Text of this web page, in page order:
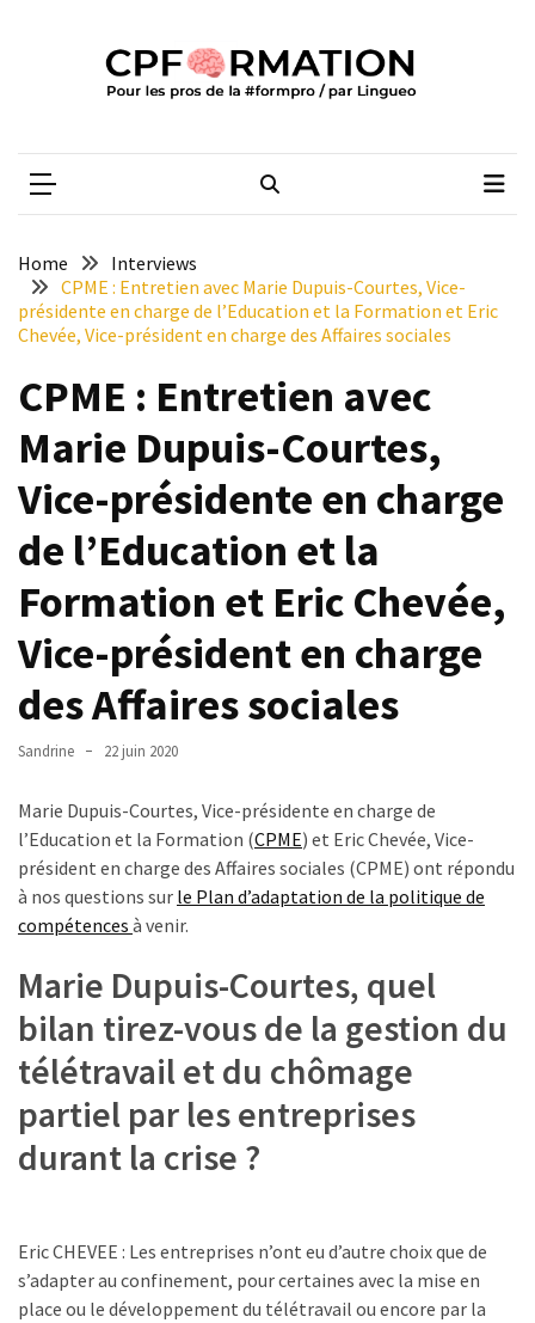
est
réussi,
qui
aller
plus
loin
TVA,
subrogation,
remboursement
qui
réellement
dans
financement
des
formations
les
OPCO
Passeport
compétences
certifié
qui
change
CPFORMATION
Home
Interviews
CPME : Entretien avec Marie Dupuis-Courtes, Vice-
présidente en charge de l’Education et la Formation et Eric
Chevée, Vice-président en charge des Affaires sociales
CPME : Entretien avec
Marie Dupuis-Courtes,
Vice-présidente en charge
de l’Education et la
Formation et Eric Chevée,
Vice-président en charge
des Affaires sociales
Sandrine 22 juin 2020
Marie Dupuis-Courtes, Vice-présidente en charge de
l’Education et la Formation (CPME) et Eric Chevée, Vice-
président en charge des Affaires sociales (CPME) ont répondu
à nos questions sur le Plan d’adaptation de la politique de
compétences à venir.
Marie Dupuis-Courtes, quel
bilan tirez-vous de la gestion du
télétravail et du chômage
partiel par les entreprises
durant la crise ?
Eric CHEVEE : Les entreprises n’ont eu d’autre choix que de
s’adapter au confinement, pour certaines avec la mise en
place ou le développement du télétravail ou encore par la